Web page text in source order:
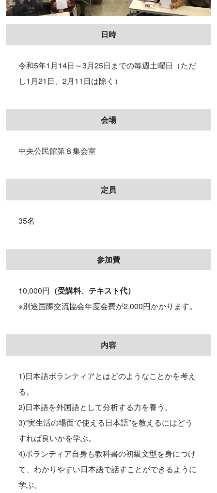
日時
令和5年1月14日～3月25日までの毎週土曜日（ただ
し1月21日、2月11日は除く）
会場
中央公民館第８集会室
定員
35名
参加費
10,000円 （受講料、テキスト代）
※別途国際交流協会年度会費が2,000円かかります。
内容
1)日本語ボランティアとはどのようなことかを考え
る。
2)日本語を外国語として分析する力を養う。
3)“実生活の場面で使える日本語”を教えるにはどう
すれば良いかを学ぶ。
4)ボランティア自身も教科書の初級文型を身につけ
て、わかりやすい日本語で話すことができるように
学ぶ。